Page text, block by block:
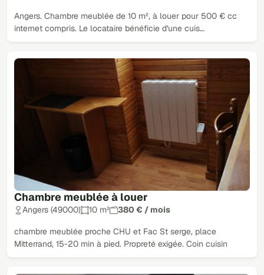
Angers. Chambre meublée de 10 m², à louer pour 500 € cc
internet compris. Le locataire bénéficie d'une cuis…
Chambre meublée à louer
Angers (49000) 10 m² 380 € / mois
chambre meublée proche CHU et Fac St serge, place
Mitterrand, 15-20 min à pied. Propreté exigée. Coin cuisin